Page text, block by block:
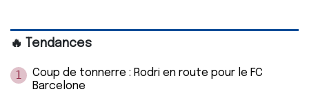
🔥 Tendances
1
Coup de tonnerre : Rodri en route pour le FC
Barcelone